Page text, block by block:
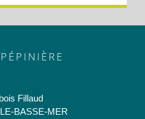
Fillaud
BASSE-MER